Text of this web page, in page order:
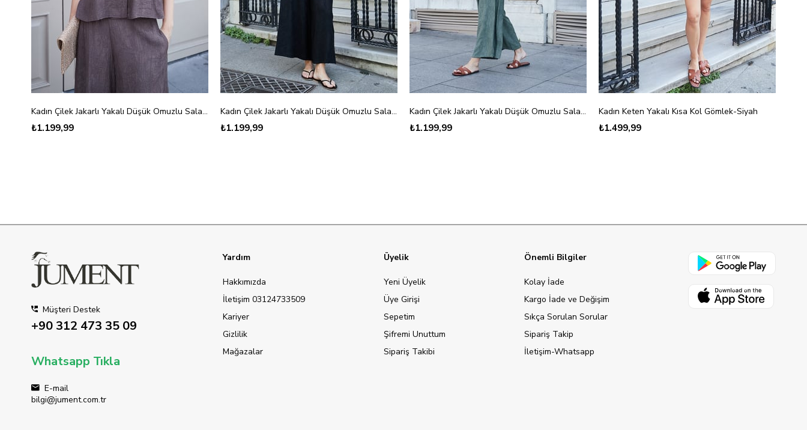
Kadın Çilek Jakarlı Yakalı Düşük Omuzlu Salaş Gömlek-Kahve Çiçek
₺1.199,99
Kadın Çilek Jakarlı Yakalı Düşük Omuzlu Salaş Gömlek-Siyah Çiçek
₺1.199,99
Kadın Çilek Jakarlı Yakalı Düşük Omuzlu Salaş Gömlek-Haki Çiçek
₺1.199,99
Kadın Keten Yakalı Kısa Kol Gömlek-Siyah
₺1.499,99
Müşteri Destek
+90 312 473 35 09
Whatsapp Tıkla
E-mail
bilgi@jument.com.tr
Yardım
Hakkımızda
İletişim 03124733509
Kariyer
Gizlilik
Mağazalar
Üyelik
Yeni Üyelik
Üye Girişi
Sepetim
Şifremi Unuttum
Sipariş Takibi
Önemli Bilgiler
Kolay İade
Kargo İade ve Değişim
Sıkça Sorulan Sorular
Sipariş Takip
İletişim-Whatsapp